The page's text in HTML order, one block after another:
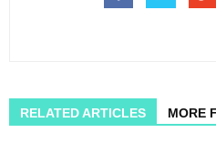
RELATED ARTICLES MORE